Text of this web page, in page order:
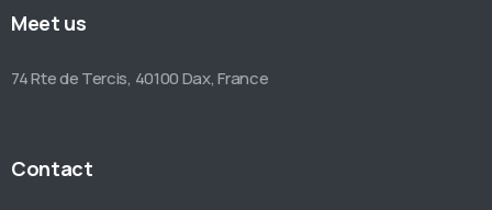
Meet us
74 Rte de Tercis, 40100 Dax, France
Contact